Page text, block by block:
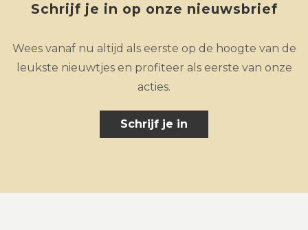
Schrijf je in op onze nieuwsbrief
Wees vanaf nu altijd als eerste op de hoogte van de
leukste nieuwtjes en profiteer als eerste van onze
acties.
Schrijf je in